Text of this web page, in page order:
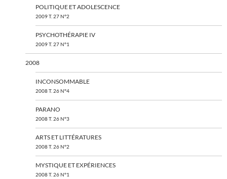
POLITIQUE ET ADOLESCENCE
2009 T. 27 N°2
PSYCHOTHÉRAPIE IV
2009 T. 27 N°1
2008
INCONSOMMABLE
2008 T. 26 N°4
PARANO
2008 T. 26 N°3
ARTS ET LITTÉRATURES
2008 T. 26 N°2
MYSTIQUE ET EXPÉRIENCES
2008 T. 26 N°1